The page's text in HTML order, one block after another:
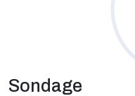
Sondage